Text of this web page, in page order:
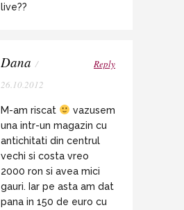
live??
Dana /
26.10.2012
Reply
M-am riscat
vazusem
una intr-un magazin cu
antichitati din centrul
vechi si costa vreo
2000 ron si avea mici
gauri. Iar pe asta am dat
pana in 150 de euro cu